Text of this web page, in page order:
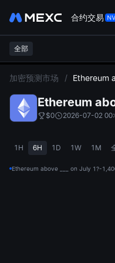
合约交易
全部
加密预测市场 / Ethereum
Ethereum
$0 2026-07-02
1H 6H 1D 1W 1M
Ethereum above ___ on July 1?-